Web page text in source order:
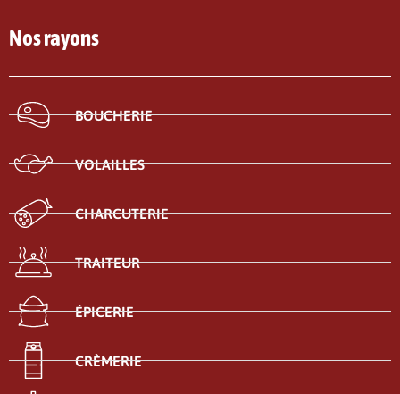
Nos rayons
BOUCHERIE
VOLAILLES
CHARCUTERIE
TRAITEUR
ÉPICERIE
CRÈMERIE